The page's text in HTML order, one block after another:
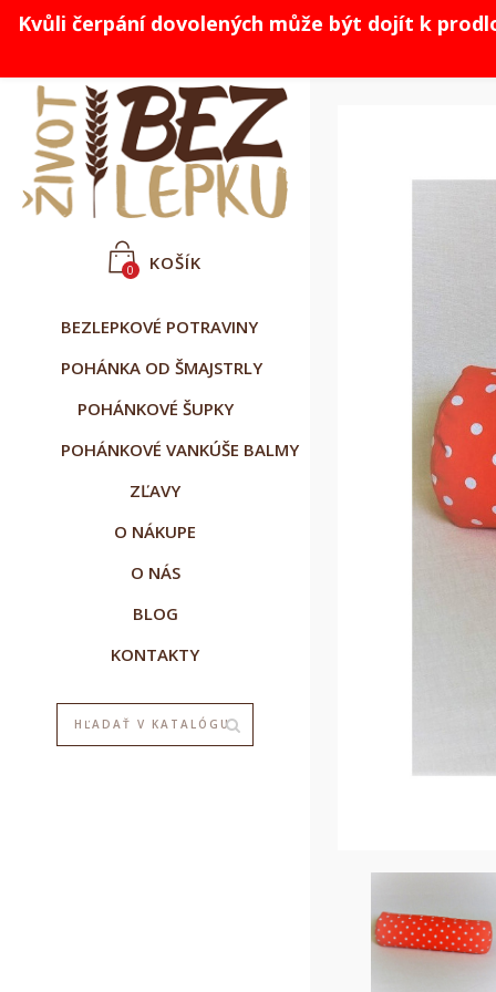
Kvůli čerpání dovolených může být dojít k
KOŠÍK
0
BEZLEPKOVÉ POTRAVINY
POHÁNKA OD ŠMAJSTRLY
POHÁNKOVÉ ŠUPKY
POHÁNKOVÉ VANKÚŠE BALMY
ZĽAVY
O NÁKUPE
O NÁS
BLOG
KONTAKTY